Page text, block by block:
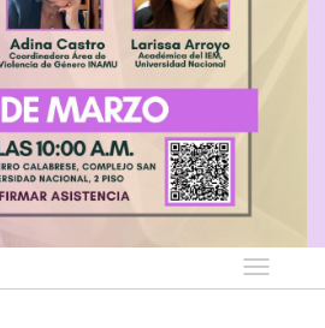
Idioma